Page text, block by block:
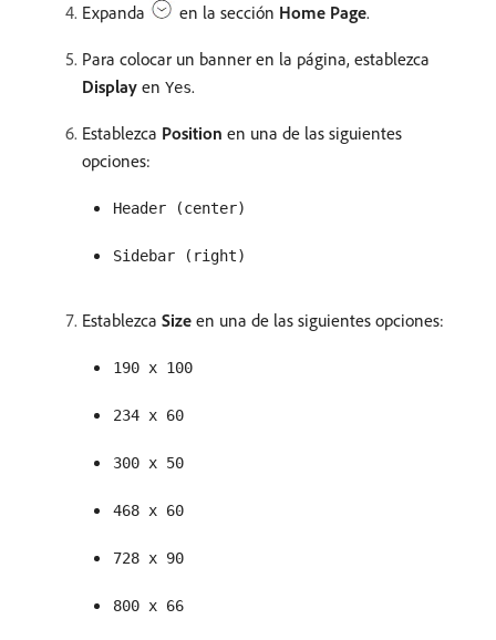
Expanda en la sección Home Page.
Para colocar un banner en la página, establezca
Display en Yes.
Establezca Position en una de las siguientes
opciones:
Header (center)
Sidebar (right)
Establezca Size en una de las siguientes opciones:
190 x 100
234 x 60
300 x 50
468 x 60
728 x 90
800 x 66